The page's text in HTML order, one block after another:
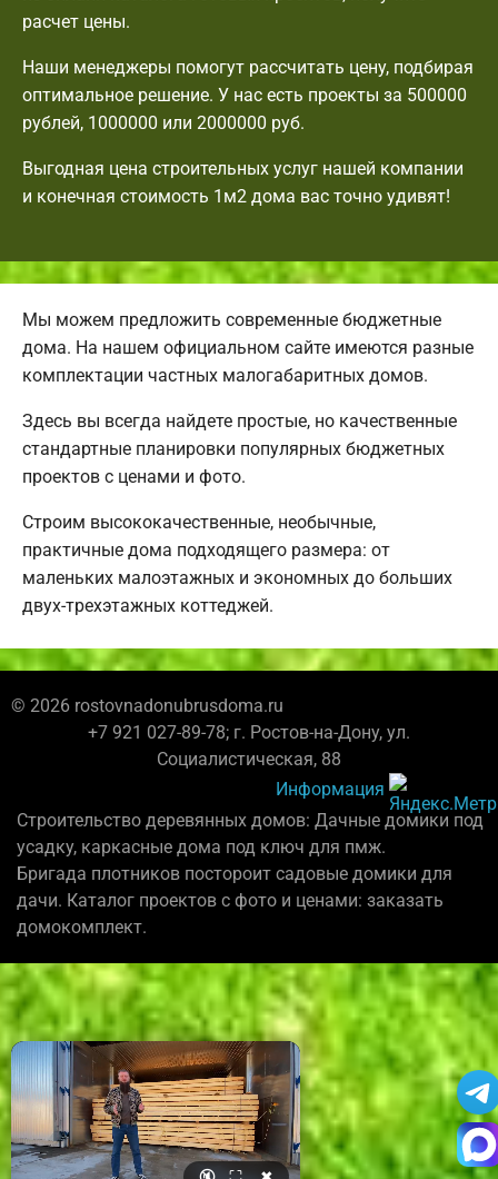
расчет цены.
Наши менеджеры помогут рассчитать цену, подбирая
оптимальное решение. У нас есть проекты за 500000
рублей, 1000000 или 2000000 руб.
Выгодная цена строительных услуг нашей компании
и конечная стоимость 1м2 дома вас точно удивят!
Мы можем предложить современные бюджетные
дома. На нашем официальном сайте имеются разные
комплектации частных малогабаритных домов.
Здесь вы всегда найдете простые, но качественные
стандартные планировки популярных бюджетных
проектов с ценами и фото.
Строим высококачественные, необычные,
практичные дома подходящего размера: от
маленьких малоэтажных и экономных до больших
двух-трехэтажных коттеджей.
© 2026 rostovnadonubrusdoma.ru
+7 921 027-89-78; г. Ростов-на-Дону, ул.
Социалистическая, 88
Информация
Строительство деревянных домов: Дачные домики под
усадку, каркасные дома под ключ для пмж.
Бригада плотников постороит садовые домики для
дачи. Каталог проектов с фото и ценами: заказать
домокомплект.